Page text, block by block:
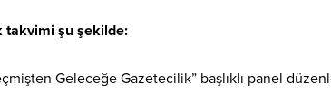
takvimi şu şekilde:
Geleceğe Gazetecilik” başlıklı panel